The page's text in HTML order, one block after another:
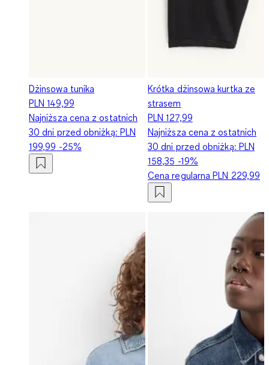
Dżinsowa tunika
PLN 149,99
Najniższa cena z ostatnich
30 dni przed obniżką: PLN
199,99 -25%
Krótka dżinsowa kurtka ze
strasem
PLN 127,99
Najniższa cena z ostatnich
30 dni przed obniżką: PLN
158,35 -19%
Cena regularnaPLN 229,99